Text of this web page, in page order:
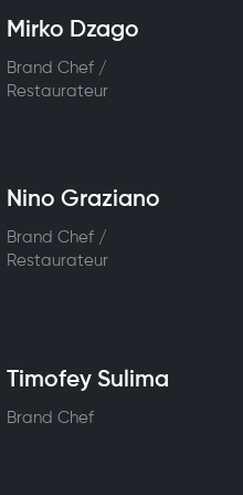
Mirko Dzago
Brand Chef /
Restaurateur
Nino Graziano
Brand Chef /
Restaurateur
Timofey Sulima
Brand Chef